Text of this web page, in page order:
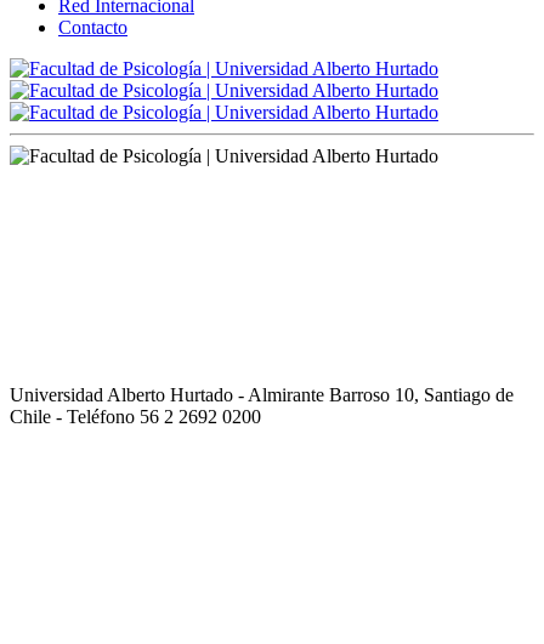
Red Internacional
Contacto
Universidad Alberto Hurtado - Almirante Barroso 10, Santiago de
Chile - Teléfono 56 2 2692 0200